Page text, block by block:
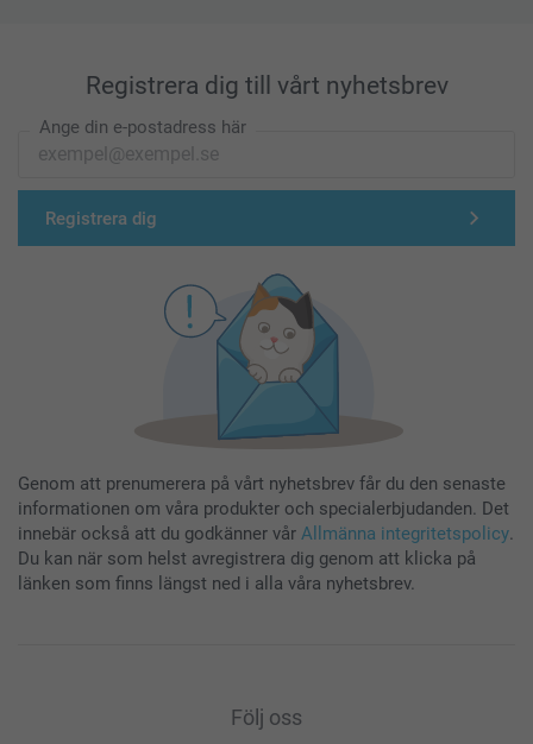
Registrera dig till vårt nyhetsbrev
Ange din e-postadress här
Registrera dig
Genom att prenumerera på vårt nyhetsbrev får du den senaste
informationen om våra produkter och specialerbjudanden. Det
innebär också att du godkänner vår Allmänna integritetspolicy.
Du kan när som helst avregistrera dig genom att klicka på
länken som finns längst ned i alla våra nyhetsbrev.
Följ oss